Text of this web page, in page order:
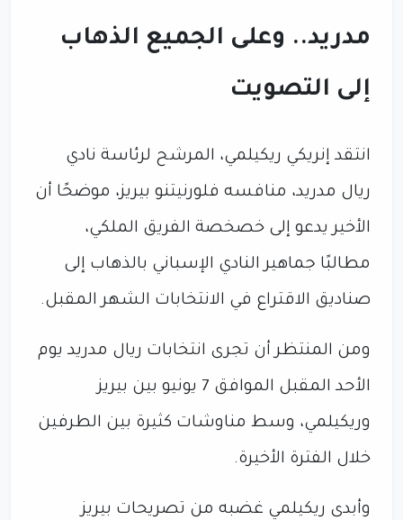
مدريد.. وعلى الجميع الذهاب
إلى التصويت
انتقد إنريكي ريكيلمي، المرشح لرئاسة نادي
ريال مدريد، منافسه فلورنيتنو بيريز، موضحًا أن
الأخير يدعو إلى خصخصة الفريق الملكي،
مطالبًا جماهير النادي الإسباني بالذهاب إلى
صناديق الاقتراع في الانتخابات الشهر المقبل.
ومن المنتظر أن تجرى انتخابات ريال مدريد يوم
الأحد المقبل الموافق 7 يونيو بين بيريز
وريكيلمي، وسط مناوشات كثيرة بين الطرفين
خلال الفترة الأخيرة.
وأبدى ريكيلمي غضبه من تصريحات بيريز